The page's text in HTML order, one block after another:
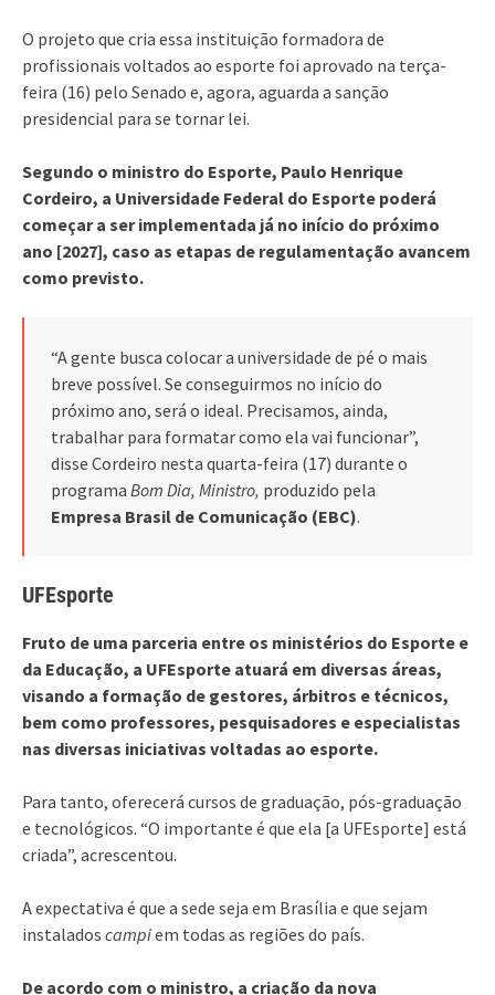
O projeto que cria essa instituição formadora de
profissionais voltados ao esporte foi aprovado na terça-
feira (16) pelo Senado e, agora, aguarda a sanção
presidencial para se tornar lei.
Segundo o ministro do Esporte, Paulo Henrique
Cordeiro, a Universidade Federal do Esporte poderá
começar a ser implementada já no início do próximo
ano [2027], caso as etapas de regulamentação avancem
como previsto.
“A gente busca colocar a universidade de pé o mais
breve possível. Se conseguirmos no início do
próximo ano, será o ideal. Precisamos, ainda,
trabalhar para formatar como ela vai funcionar”,
disse Cordeiro nesta quarta-feira (17) durante o
programa Bom Dia, Ministro, produzido pela
Empresa Brasil de Comunicação (EBC).
UFEsporte
Fruto de uma parceria entre os ministérios do Esporte e
da Educação, a UFEsporte atuará em diversas áreas,
visando a formação de gestores, árbitros e técnicos,
bem como professores, pesquisadores e especialistas
nas diversas iniciativas voltadas ao esporte.
Para tanto, oferecerá cursos de graduação, pós-graduação
e tecnológicos. “O importante é que ela [a UFEsporte] está
criada”, acrescentou.
A expectativa é que a sede seja em Brasília e que sejam
instalados campiem todas as regiões do país.
De acordo com o ministro, a criação da nova